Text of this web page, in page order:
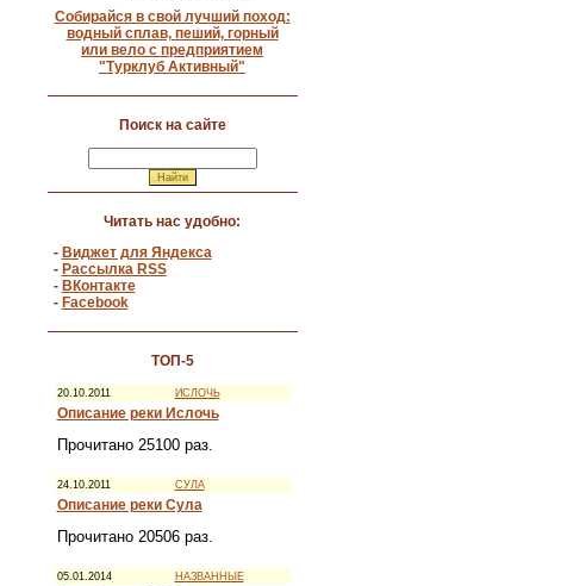
Собирайся в свой лучший поход:
водный сплав, пеший, горный
или вело с предприятием
"Турклуб Активный"
Поиск на сайте
Читать нас удобно:
- Виджет для Яндекса
- Рассылка RSS
- ВКонтакте
- Facebook
ТОП-5
20.10.2011 ИСЛОЧЬ
Описание реки Ислочь
Прочитано 25100 раз.
24.10.2011 СУЛА
Описание реки Сула
Прочитано 20506 раз.
05.01.2014 НАЗВАННЫЕ